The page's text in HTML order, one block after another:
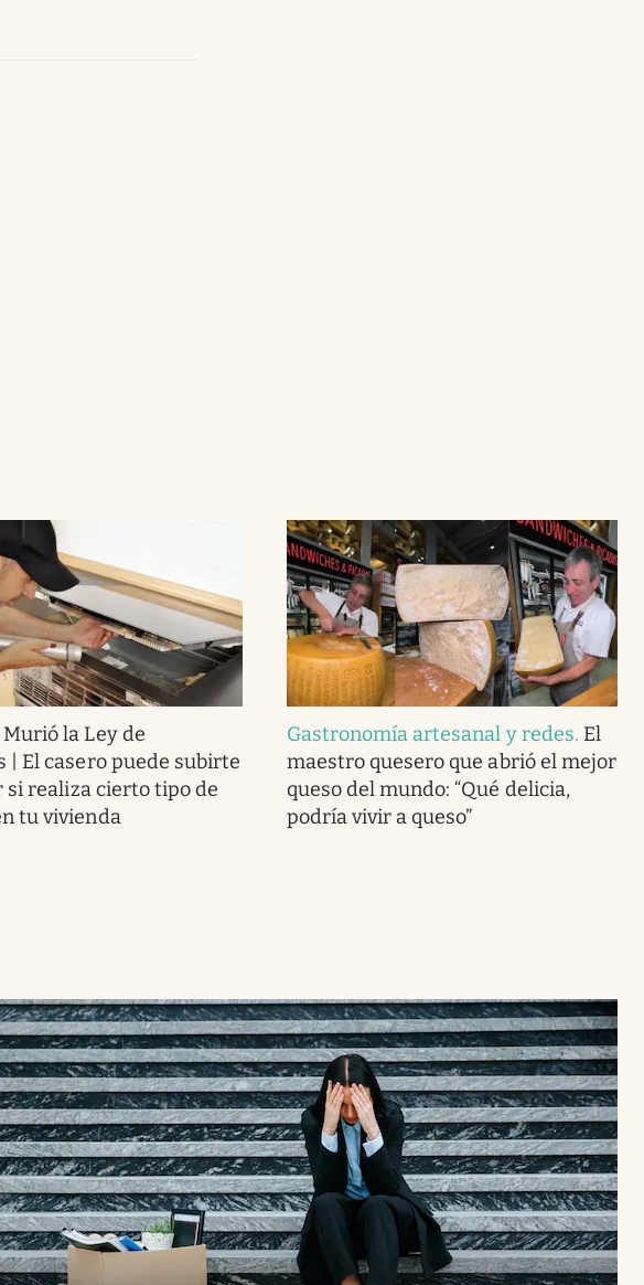
Murió la Ley de
| El casero puede subirte
si realiza cierto tipo de
tu vivienda
Gastronomía artesanal y redes. El
maestro quesero que abrió el mejor
queso del mundo: “Qué delicia,
podría vivir a queso”